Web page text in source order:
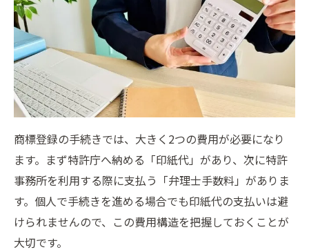
商標登録の手続きでは、大きく2つの費用が必要になり
ます。まず特許庁へ納める「印紙代」があり、次に特許
事務所を利用する際に支払う「弁理士手数料」がありま
す。個人で手続きを進める場合でも印紙代の支払いは避
けられませんので、この費用構造を把握しておくことが
大切です。